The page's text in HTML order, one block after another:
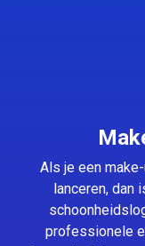
Als je een
lanceren, dan
professionele